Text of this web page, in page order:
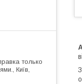
только
Київ,